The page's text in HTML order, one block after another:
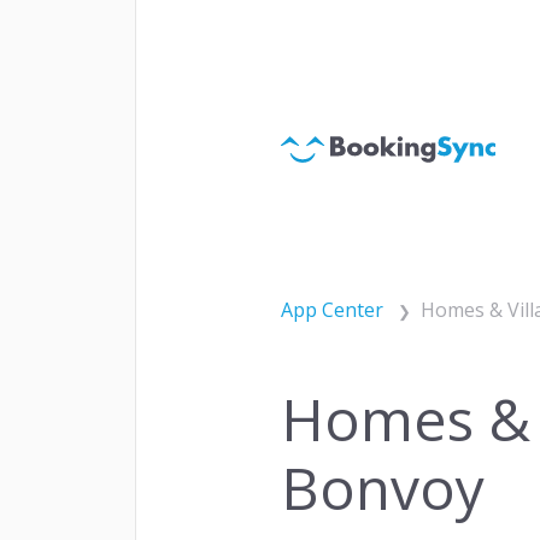
App Center Homes &
Homes
Bonvoy
ENGAGEMENT